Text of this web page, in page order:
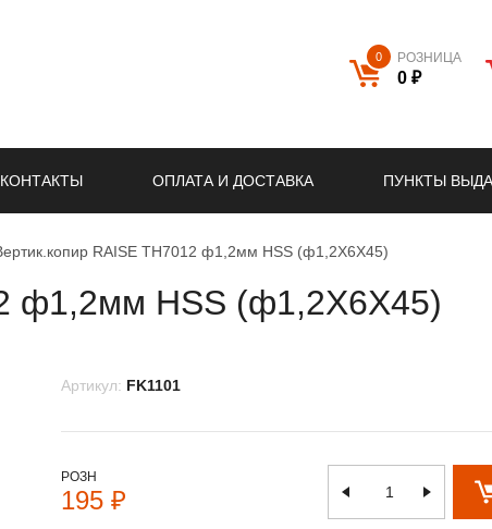
0 РОЗНИЦА
0 ₽
КОНТАКТЫ ОПЛАТА И ДОСТАВКА ПУНКТЫ
RAISE TH7012 ф1,2мм HSS (ф1,2Х6Х45)
ф1,2мм HSS (ф1,2Х6Х45)
Артикул: FK1101
РОЗН
195 ₽